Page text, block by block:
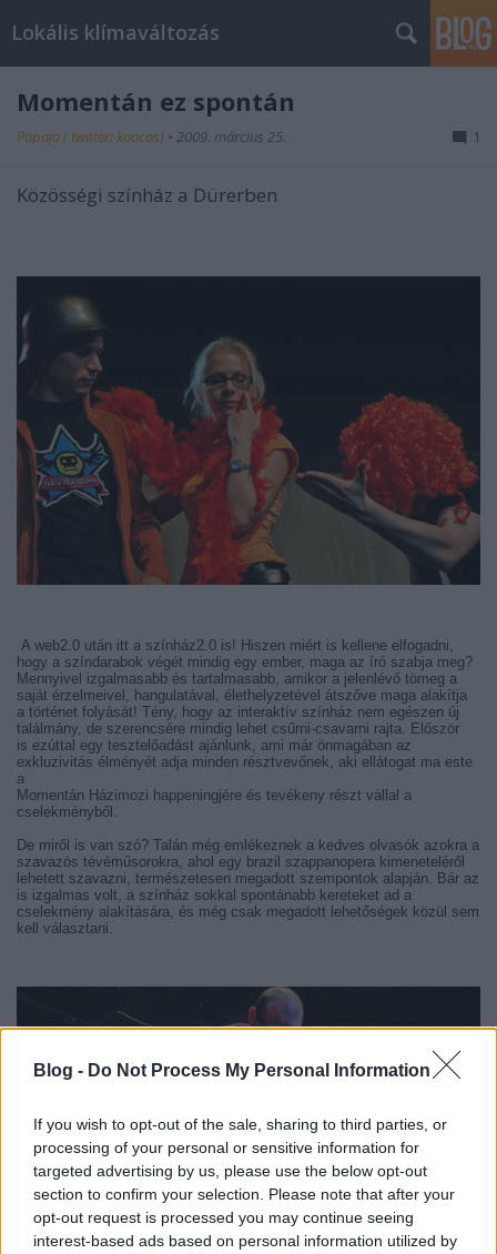
Blog - Do Not Process My Personal Information
If you wish to opt-out of the sale, sharing to third parties, or
processing of your personal or sensitive information for
targeted advertising by us, please use the below opt-out
section to confirm your selection. Please note that after your
opt-out request is processed you may continue seeing
interest-based ads based on personal information utilized by
Lokális klímaváltozás
Momentán ez spontán
Papaja ( twitter: koocos) • 2009. március 25. 1
Közösségi színház a Dürerben
A web2.0 után itt a színház2.0 is! Hiszen miért is kellene elfogadni,
hogy a színdarabok végét mindig egy ember, maga az író szabja meg?
Mennyivel izgalmasabb és tartalmasabb, amikor a jelenlévő tömeg a
saját érzelmeivel, hangulatával, élethelyzetével átszőve maga alakítja
a történet folyását! Tény, hogy az interaktív színház nem egészen új
találmány, de szerencsére mindig lehet csűrni-csavarni rajta. Először
is ezúttal egy tesztelőadást ajánlunk, ami már önmagában az
exkluzivitás élményét adja minden résztvevőnek, aki ellátogat ma este
a
Momentán Házimozi happeningjére és tevékeny részt vállal a
cselekményből.
De miről is van szó? Talán még emlékeznek a kedves olvasók azokra a
szavazós tévéműsorokra, ahol egy brazil szappanopera kimeneteléről
lehetett szavazni, természetesen megadott szempontok alapján. Bár az
is izgalmas volt, a színház sokkal spontánabb kereteket ad a
cselekmény alakítására, és még csak megadott lehetőségek közül sem
kell választani.